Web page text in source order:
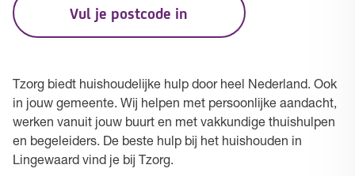
Vul je postcode in
Tzorg biedt huishoudelijke hulp door heel Nederland. Ook
in jouw gemeente. Wij helpen met persoonlijke aandacht,
werken vanuit jouw buurt en met vakkundige thuishulpen
en begeleiders. De beste hulp bij het huishouden in
Lingewaard vind je bij Tzorg.